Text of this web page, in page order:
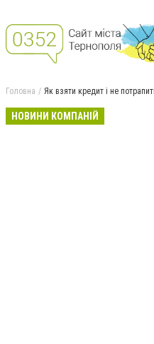
Головна Як взяти кредит і не
НОВИНИ КОМПАНІЙ